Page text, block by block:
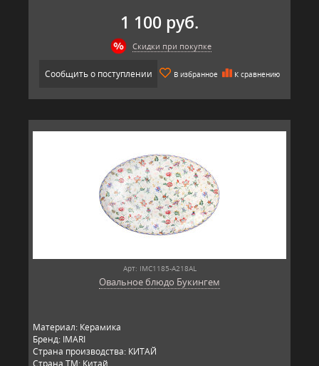
1 100 руб.
Скидки при покупке
Сообщить о поступлении В избранное К сравнению
Арт: IMC1185-A218AL
Овальное блюдо Букингем
Материал: Керамика
Бренд: IMARI
Страна производства: КИТАЙ
Страна ТМ: Китай